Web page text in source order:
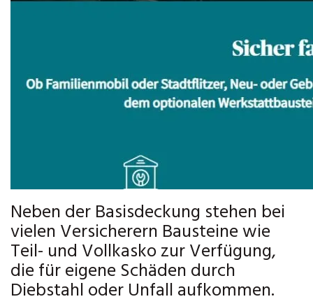
Neben der Basisdeckung stehen bei
vielen Versicherern Bausteine wie
Teil- und Vollkasko zur Verfügung,
die für eigene Schäden durch
Diebstahl oder Unfall aufkommen.